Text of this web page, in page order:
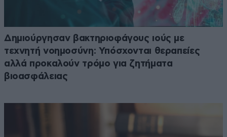
Δημιούργησαν βακτηριοφάγους ιούς με
τεχνητή νοημοσύνη: Υπόσχονται θεραπείες
αλλά προκαλούν τρόμο για ζητήματα
βιοασφάλειας